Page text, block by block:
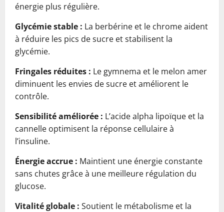
énergie plus régulière.
Glycémie stable : La berbérine et le chrome aident
à réduire les pics de sucre et stabilisent la
glycémie.
Fringales réduites : Le gymnema et le melon amer
diminuent les envies de sucre et améliorent le
contrôle.
Sensibilité améliorée : L’acide alpha lipoïque et la
cannelle optimisent la réponse cellulaire à
l’insuline.
Énergie accrue : Maintient une énergie constante
sans chutes grâce à une meilleure régulation du
glucose.
Vitalité globale : Soutient le métabolisme et la